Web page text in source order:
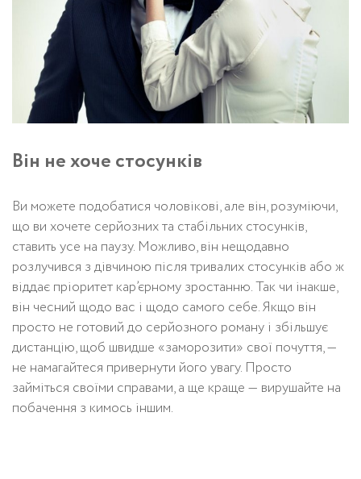
Він не хоче стосунків
Ви можете подобатися чоловікові, але він, розуміючи,
що ви хочете серйозних та стабільних стосунків,
ставить усе на паузу. Можливо, він нещодавно
розлучився з дівчиною після тривалих стосунків або ж
віддає пріоритет кар’єрному зростанню. Так чи інакше,
він чесний щодо вас і щодо самого себе. Якщо він
просто не готовий до серйозного роману і збільшує
дистанцію, щоб швидше «заморозити» свої почуття, —
не намагайтеся привернути його увагу. Просто
займіться своїми справами, а ще краще — вирушайте на
побачення з кимось іншим.